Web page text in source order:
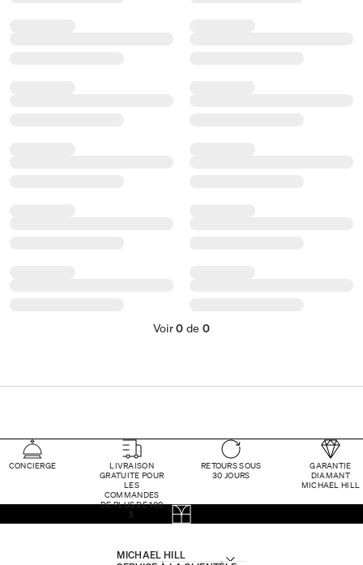
Voir0 de 0
CONCIERGE
LIVRAISON
GRATUITE POUR
LES
COMMANDES
DE PLUS DE 100
$
RETOURS SOUS
30 JOURS
GARANTIE
DIAMANT
MICHAEL HILL
MICHAEL HILL